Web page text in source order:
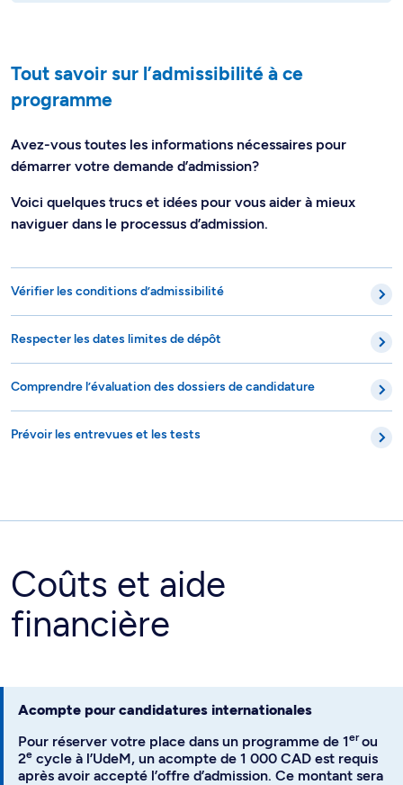
Tout savoir sur l’admissibilité à ce
programme
Avez-vous toutes les informations nécessaires pour
démarrer votre demande d’admission?
Voici quelques trucs et idées pour vous aider à mieux
naviguer dans le processus d’admission.
Vérifier les conditions d’admissibilité
Respecter les dates limites de dépôt
Comprendre l’évaluation des dossiers de candidature
Prévoir les entrevues et les tests
Coûts et aide
financière
Acompte pour candidatures internationales
Pour réserver votre place dans un programme de 1erou
2e cycle à l’UdeM, un acompte de 1 000 CAD est requis
après avoir accepté l’offre d’admission. Ce montant sera